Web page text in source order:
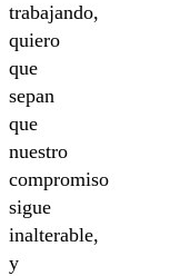
trabajando,
quiero
que
sepan
que
nuestro
compromiso
sigue
inalterable,
y